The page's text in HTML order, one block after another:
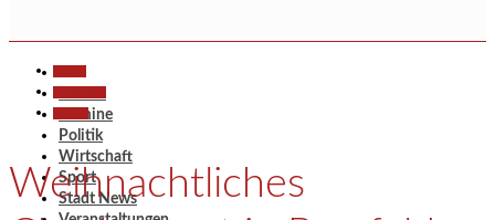
Termine
Politik
Wirtschaft
Sport
Stadt News
Weihnachtliches